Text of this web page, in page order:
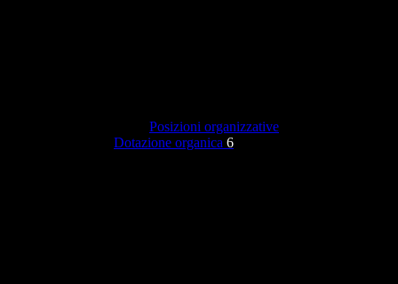
Posizioni organizzative
Dotazione organica 6